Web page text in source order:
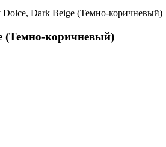
Dolce, Dark Beige (Темно-коричневый)
(Темно-коричневый)